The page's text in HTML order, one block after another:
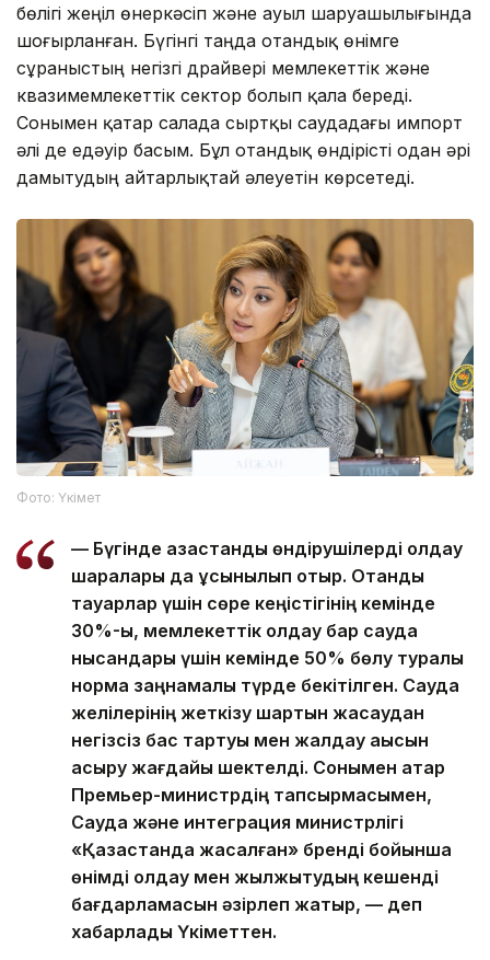
бөлігі жеңіл өнеркәсіп және ауыл шаруашылығында
шоғырланған. Бүгінгі таңда отандық өнімге
сұраныстың негізгі драйвері мемлекеттік және
квазимемлекеттік сектор болып қала береді.
Сонымен қатар салада сыртқы саудадағы импорт
әлі де едәуір басым. Бұл отандық өндірісті одан әрі
дамытудың айтарлықтай әлеуетін көрсетеді.
Фото: Үкімет
— Бүгінде қазақстандық өндірушілерді қолдау
шаралары да ұсынылып отыр. Отандық
тауарлар үшін сөре кеңістігінің кемінде
30%-ы, мемлекеттік қолдау бар сауда
нысандары үшін кемінде 50% бөлу туралы
норма заңнамалық түрде бекітілген. Сауда
желілерінің жеткізу шартын жасаудан
негізсіз бас тартуы мен жалдау ақысын
асыру жағдайы шектелді. Сонымен қатар
Премьер-министрдің тапсырмасымен,
Сауда және интеграция министрлігі
«Қазақстанда жасалған» бренді бойынша
өнімді қолдау мен жылжытудың кешенді
бағдарламасын әзірлеп жатыр, — деп
хабарлады Үкіметтен.